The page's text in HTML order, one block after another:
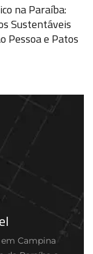
na Paraíba:
Sustentáveis
Pessoa e Patos
Campina